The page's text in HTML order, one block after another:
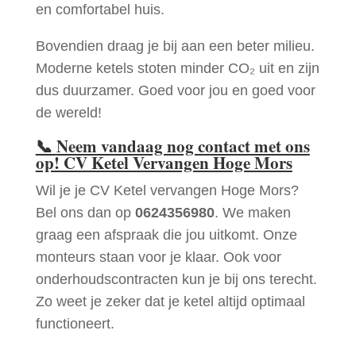
en comfortabel huis.
Bovendien draag je bij aan een beter milieu.
Moderne ketels stoten minder CO₂ uit en zijn
dus duurzamer. Goed voor jou en goed voor
de wereld!
📞 Neem vandaag nog contact met ons
op! CV Ketel Vervangen Hoge Mors
Wil je je CV Ketel vervangen Hoge Mors?
Bel ons dan op 0624356980. We maken
graag een afspraak die jou uitkomt. Onze
monteurs staan voor je klaar. Ook voor
onderhoudscontracten kun je bij ons terecht.
Zo weet je zeker dat je ketel altijd optimaal
functioneert.